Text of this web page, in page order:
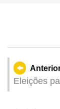
Eleições